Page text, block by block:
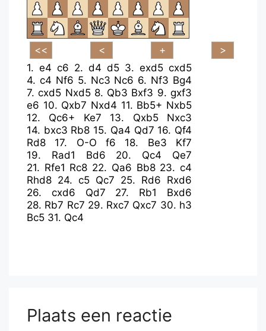
1. e4 c6 2. d4 d5 3. exd5 cxd5
4. c4 Nf6 5. Nc3 Nc6 6. Nf3 Bg4
7.cxd5 Nxd5 8. Qb3 Bxf3 9.gxf3
e6 10. Qxb7 Nxd4 11. Bb5+ Nxb5
12. Qc6+ Ke7 13. Qxb5
Nxc3
14. bxc3 Rb8 15. Qa4 Qd7 16. Qf4
Rd8
17. O-O f6 18. Be3
Kf7
19. Rad1 Bd6 20. Qc4
Qe7
21. Rfe1 Rc8 22. Qa6 Bb8 23.c4
Rhd8 24. c5 Qc7 25. Rd6 Rxd6
26. cxd6 Qd7 27. Rb1
Bxd6
28. Rb7 Rc7 29. Rxc7 Qxc7 30. h3
Bc5 31. Qc4
Plaats een reactie